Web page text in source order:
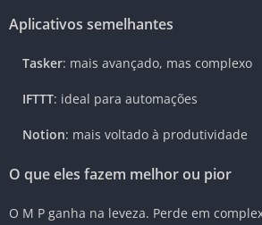
Aplicativos semelhantes
Tasker: mais avançado, mas complexo
IFTTT: ideal para automações
Notion: mais voltado à produtividade
O que eles fazem melhor ou pior
O M P ganha na leveza. Perde em